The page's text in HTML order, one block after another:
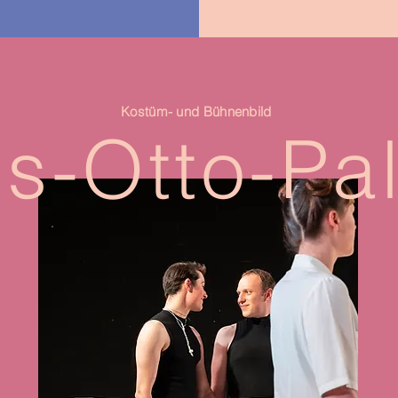
Kostüm- und Bühnenbild
Otto-